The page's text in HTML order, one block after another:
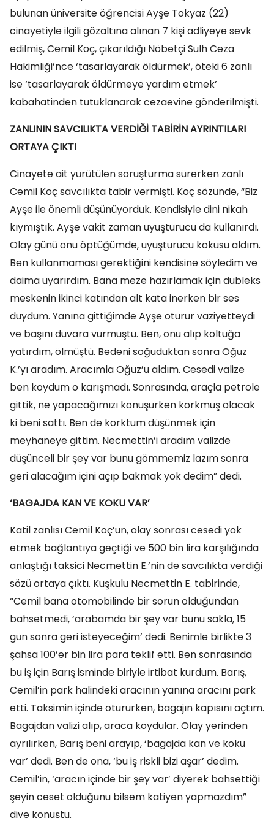
bulunan üniversite öğrencisi Ayşe Tokyaz (22)
cinayetiyle ilgili gözaltına alınan 7 kişi adliyeye sevk
edilmiş, Cemil Koç, çıkarıldığı Nöbetçi Sulh Ceza
Hakimliği’nce ‘tasarlayarak öldürmek’, öteki 6 zanlı
ise ‘tasarlayarak öldürmeye yardım etmek’
kabahatinden tutuklanarak cezaevine gönderilmişti.
ZANLININ SAVCILIKTA VERDİĞİ TABİRİN AYRINTILARI
ORTAYA ÇIKTI
Cinayete ait yürütülen soruşturma sürerken zanlı
Cemil Koç savcılıkta tabir vermişti. Koç sözünde, “Biz
Ayşe ile önemli düşünüyorduk. Kendisiyle dini nikah
kıymıştık. Ayşe vakit zaman uyuşturucu da kullanırdı.
Olay günü onu öptüğümde, uyuşturucu kokusu aldım.
Ben kullanmaması gerektiğini kendisine söyledim ve
daima uyarırdım. Bana meze hazırlamak için dubleks
meskenin ikinci katından alt kata inerken bir ses
duydum. Yanına gittiğimde Ayşe oturur vaziyetteydi
ve başını duvara vurmuştu. Ben, onu alıp koltuğa
yatırdım, ölmüştü. Bedeni soğuduktan sonra Oğuz
K.’yı aradım. Aracımla Oğuz’u aldım. Cesedi valize
ben koydum o karışmadı. Sonrasında, araçla petrole
gittik, ne yapacağımızı konuşurken korkmuş olacak
ki beni sattı. Ben de korktum düşünmek için
meyhaneye gittim. Necmettin’i aradım valizde
düşünceli bir şey var bunu gömmemiz lazım sonra
geri alacağım içini açıp bakmak yok dedim” dedi.
‘BAGAJDA KAN VE KOKU VAR’
Katil zanlısı Cemil Koç’un, olay sonrası cesedi yok
etmek bağlantıya geçtiği ve 500 bin lira karşılığında
anlaştığı taksici Necmettin E.’nin de savcılıkta verdiği
sözü ortaya çıktı. Kuşkulu Necmettin E. tabirinde,
“Cemil bana otomobilinde bir sorun olduğundan
bahsetmedi, ‘arabamda bir şey var bunu sakla, 15
gün sonra geri isteyeceğim’ dedi. Benimle birlikte 3
şahsa 100’er bin lira para teklif etti. Ben sonrasında
bu iş için Barış isminde biriyle irtibat kurdum. Barış,
Cemil’in park halindeki aracının yanına aracını park
etti. Taksimin içinde otururken, bagajın kapısını açtım.
Bagajdan valizi alıp, araca koydular. Olay yerinden
ayrılırken, Barış beni arayıp, ‘bagajda kan ve koku
var’ dedi. Ben de ona, ‘bu iş riskli bizi aşar’ dedim.
Cemil’in, ‘aracın içinde bir şey var’ diyerek bahsettiği
şeyin ceset olduğunu bilsem katiyen yapmazdım”
diye konuştu.